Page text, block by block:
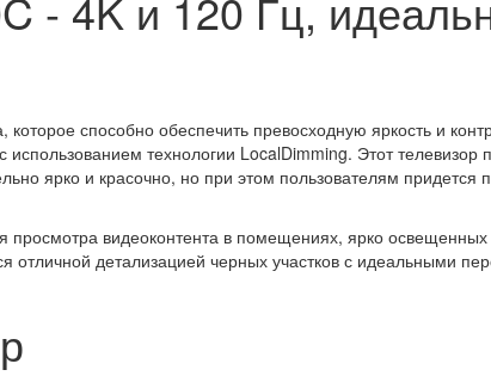
способно обеспечить превосходную яркость и
технологии LocalDimming. Этот
ярко и красочно, но при этом пользователям придется
просмотра видеоконтента в помещениях, ярко
отличной детализацией черных участков с идеальными